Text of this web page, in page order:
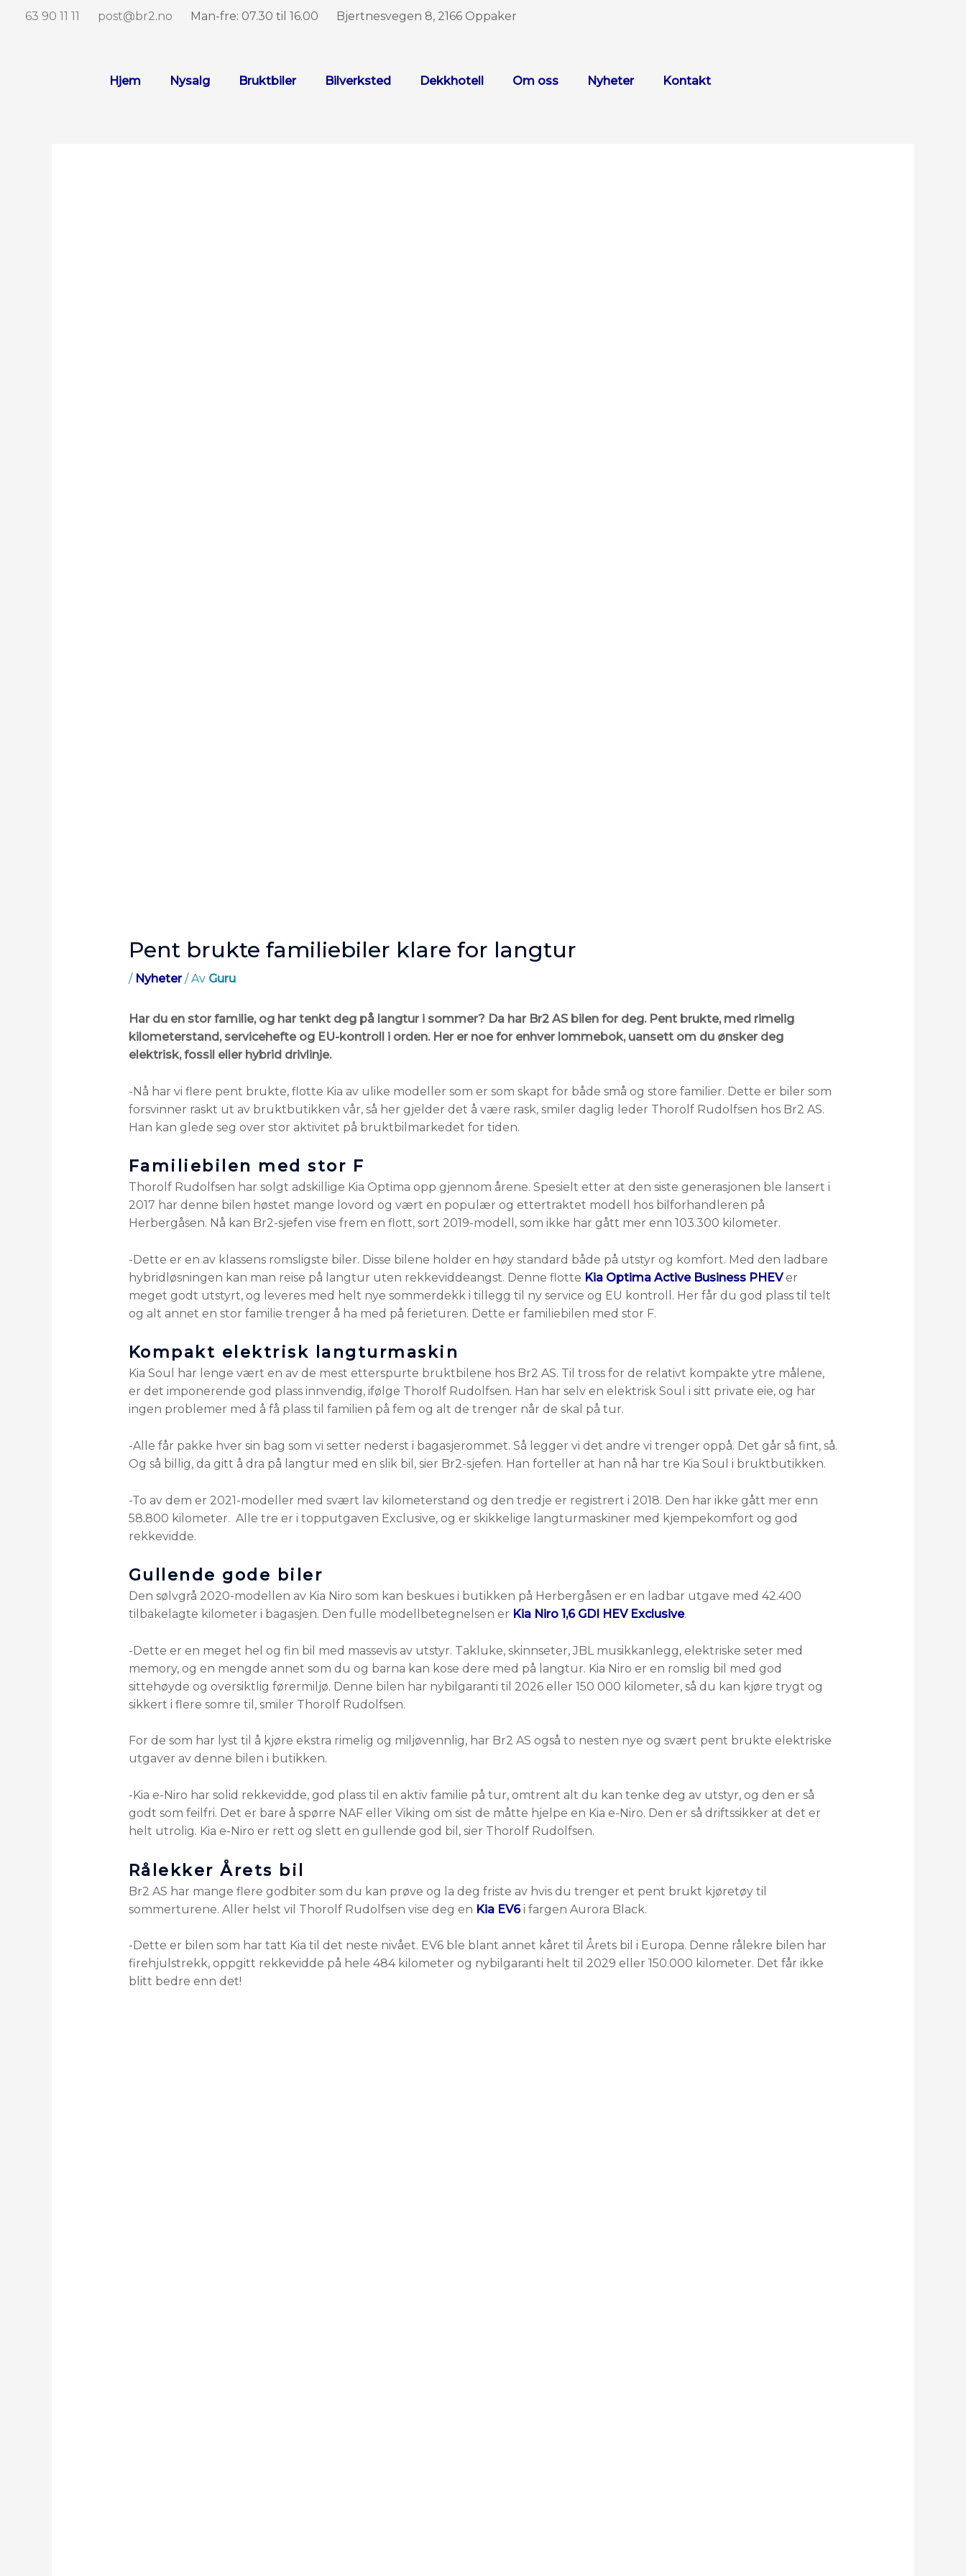
Hopp
63 90 11 11 post@br2.no Man-fre: 07.30 til 16.00 Bjertnesvegen 8, 2166 Oppaker
Hjem Nysalg Bruktbiler Bilverksted Dekkhotell Om oss Nyheter Kontakt
Pent brukte familiebiler klare for langtur
/ Nyheter/ Av Guru
Har du en stor familie, og har tenkt deg på langtur i sommer? Da har Br2 AS bilen for deg. Pent brukte, med rimelig
kilometerstand, servicehefte og EU-kontroll i orden. Her er noe for enhver lommebok, uansett om du ønsker deg
elektrisk, fossil eller hybrid drivlinje.
-Nå har vi flere pent brukte, flotte Kia av ulike modeller som er som skapt for både små og store familier. Dette er biler som
forsvinner raskt ut av bruktbutikken vår, så her gjelder det å være rask, smiler daglig leder Thorolf Rudolfsen hos Br2 AS.
Han kan glede seg over stor aktivitet på bruktbilmarkedet for tiden.
Familiebilen med stor F
Thorolf Rudolfsen har solgt adskillige Kia Optima opp gjennom årene. Spesielt etter at den siste generasjonen ble lansert i
2017 har denne bilen høstet mange lovord og vært en populær og ettertraktet modell hos bilforhandleren på
Herbergåsen. Nå kan Br2-sjefen vise frem en flott, sort 2019-modell, som ikke har gått mer enn 103.300 kilometer.
-Dette er en av klassens romsligste biler. Disse bilene holder en høy standard både på utstyr og komfort. Med den ladbare
hybridløsningen kan man reise på langtur uten rekkeviddeangst. Denne flotte Kia Optima Active Business PHEVer
meget godt utstyrt, og leveres med helt nye sommerdekk i tillegg til ny service og EU kontroll. Her får du god plass til telt
og alt annet en stor familie trenger å ha med på ferieturen. Dette er familiebilen med stor F.
Kompakt elektrisk langturmaskin
Kia Soul har lenge vært en av de mest etterspurte bruktbilene hos Br2 AS. Til tross for de relativt kompakte ytre målene,
er det imponerende god plass innvendig, ifølge Thorolf Rudolfsen. Han har selv en elektrisk Soul i sitt private eie, og har
ingen problemer med å få plass til familien på fem og alt de trenger når de skal på tur.
-Alle får pakke hver sin bag som vi setter nederst i bagasjerommet. Så legger vi det andre vi trenger oppå. Det går så fint, så.
Og så billig, da gitt å dra på langtur med en slik bil, sier Br2-sjefen. Han forteller at han nå har tre Kia Soul i bruktbutikken.
-To av dem er 2021-modeller med svært lav kilometerstand og den tredje er registrert i 2018. Den har ikke gått mer enn
58.800 kilometer. Alle tre er i topputgaven Exclusive, og er skikkelige langturmaskiner med kjempekomfort og god
rekkevidde.
Gullende gode biler
Den sølvgrå 2020-modellen av Kia Niro som kan beskues i butikken på Herbergåsen er en ladbar utgave med 42.400
tilbakelagte kilometer i bagasjen. Den fulle modellbetegnelsen er Kia Niro 1,6 GDI HEV Exclusive.
-Dette er en meget hel og fin bil med massevis av utstyr. Takluke, skinnseter, JBL musikkanlegg, elektriske seter med
memory, og en mengde annet som du og barna kan kose dere med på langtur. Kia Niro er en romslig bil med god
sittehøyde og oversiktlig førermiljø. Denne bilen har nybilgaranti til 2026 eller 150 000 kilometer, så du kan kjøre trygt og
sikkert i flere somre til, smiler Thorolf Rudolfsen.
For de som har lyst til å kjøre ekstra rimelig og miljøvennlig, har Br2 AS også to nesten nye og svært pent brukte elektriske
utgaver av denne bilen i butikken.
-Kia e-Niro har solid rekkevidde, god plass til en aktiv familie på tur, omtrent alt du kan tenke deg av utstyr, og den er så
godt som feilfri. Det er bare å spørre NAF eller Viking om sist de måtte hjelpe en Kia e-Niro. Den er så driftssikker at det er
helt utrolig. Kia e-Niro er rett og slett en gullende god bil, sier Thorolf Rudolfsen.
Rålekker Årets bil
Br2 AS har mange flere godbiter som du kan prøve og la deg friste av hvis du trenger et pent brukt kjøretøy til
sommerturene. Aller helst vil Thorolf Rudolfsen vise deg en Kia EV6i fargen Aurora Black.
-Dette er bilen som har tatt Kia til det neste nivået. EV6 ble blant annet kåret til Årets bil i Europa. Denne rålekre bilen har
firehjulstrekk, oppgitt rekkevidde på hele 484 kilometer og nybilgaranti helt til 2029 eller 150.000 kilometer. Det får ikke
blitt bedre enn det!